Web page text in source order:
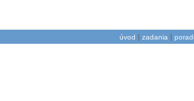
úvod | zadania |